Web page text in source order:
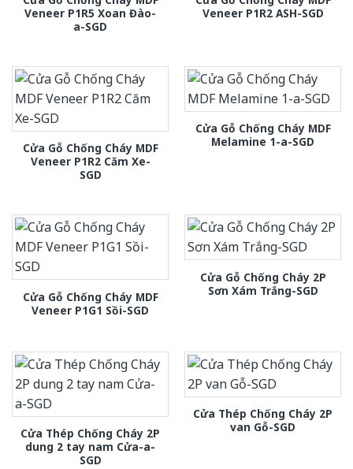
Veneer P1R5 Xoan Đào-
a-SGD
Veneer P1R2 ASH-SGD
Cửa Gỗ Chống Cháy MDF
Veneer P1R2 Căm Xe-
SGD
Cửa Gỗ Chống Cháy MDF
Melamine 1-a-SGD
Cửa Gỗ Chống Cháy MDF
Veneer P1G1 Sồi-SGD
Cửa Gỗ Chống Cháy 2P
Sơn Xám Trắng-SGD
Cửa Thép Chống Cháy 2P
dung 2 tay nam Cửa-a-
SGD
Cửa Thép Chống Cháy 2P
van Gỗ-SGD